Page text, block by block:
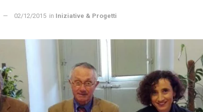
02/12/2015 in Iniziative & Progetti